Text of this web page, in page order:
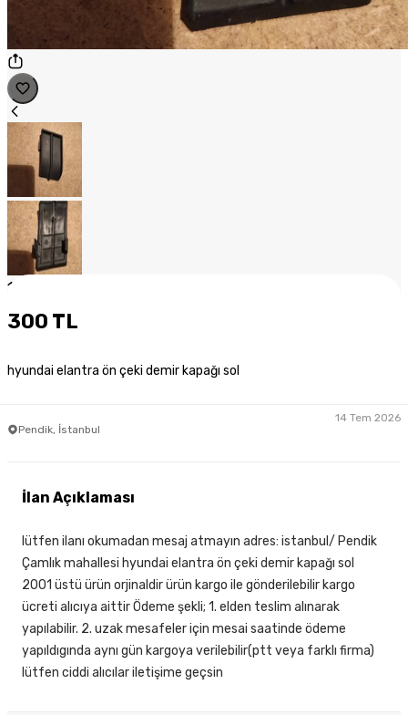
1
300 TL
hyundai elantra ön çeki demir kapağı sol
Pendik, İstanbul
14 Tem 2026
İlan Açıklaması
lütfen ilanı okumadan mesaj atmayın adres: istanbul/ Pendik
Çamlık mahallesi hyundai elantra ön çeki demir kapağı sol
2001 üstü ürün orjinaldir ürün kargo ile gönderilebilir kargo
ücreti alıcıya aittir Ödeme şekli; 1. elden teslim alınarak
yapılabilir. 2. uzak mesafeler için mesai saatinde ödeme
yapıldıgında aynı gün kargoya verilebilir(ptt veya farklı firma)
lütfen ciddi alıcılar iletişime geçsin